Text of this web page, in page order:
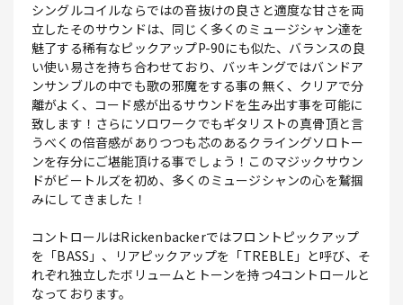
シングルコイルならではの音抜けの良さと適度な甘さを両
立したそのサウンドは、同じく多くのミュージシャン達を
魅了する稀有なピックアップP-90にも似た、バランスの良
い使い易さを持ち合わせており、バッキングではバンドア
ンサンブルの中でも歌の邪魔をする事の無く、クリアで分
離がよく、コード感が出るサウンドを生み出す事を可能に
致します！さらにソロワークでもギタリストの真骨頂と言
うべくの倍音感がありつつも芯のあるクライングソロトー
ンを存分にご堪能頂ける事でしょう！このマジックサウン
ドがビートルズを初め、多くのミュージシャンの心を鷲掴
みにしてきました！
コントロールはRickenbackerではフロントピックアップ
を「BASS」、リアピックアップを「TREBLE」と呼び、そ
れぞれ独立したボリュームとトーンを持つ4コントロールと
なっております。